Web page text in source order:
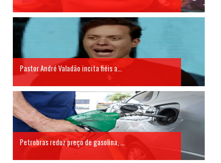
Pastor André Valadão incita fiéis a...
Petrobras reduz preço de gasolina, ...